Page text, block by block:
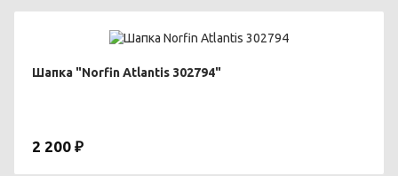
Шапка "Norfin Atlantis 302794"
2 200 ₽